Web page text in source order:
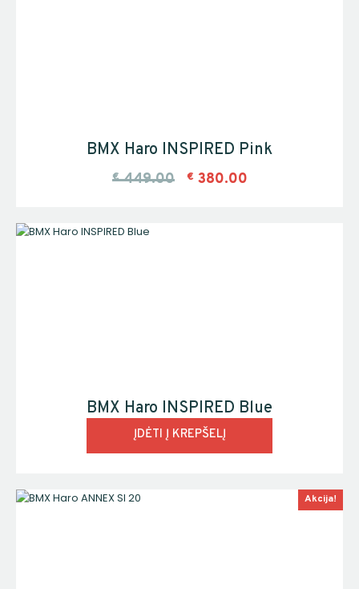
BMX Haro INSPIRED Pink
€ 449.00 € 380.00
BMX Haro INSPIRED Blue
ĮDĖTI Į KREPŠELĮ
Akcija!